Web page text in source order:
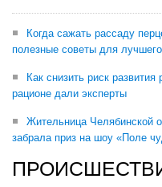
Когда сажать рассаду
полезные советы для
Как снизить риск
рационе дали эксперты
Жительница Челябинской
забрала приз на шоу «Поле